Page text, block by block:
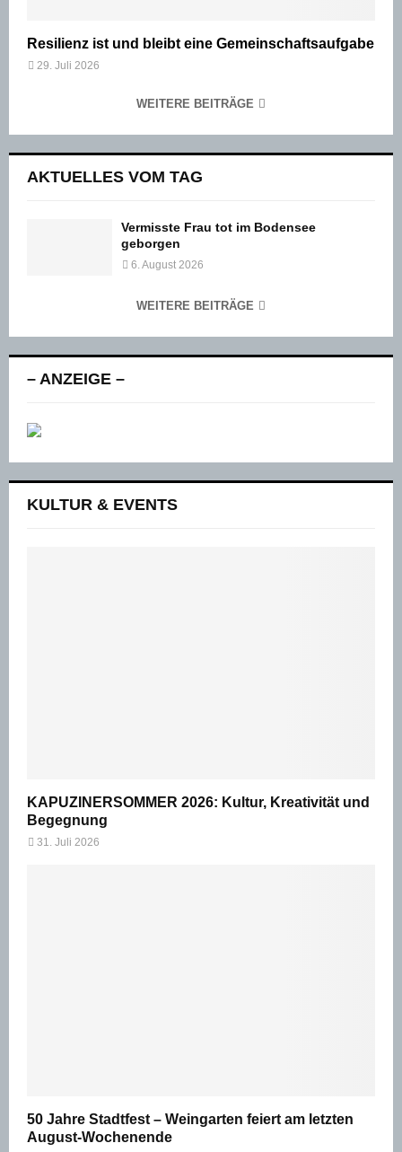
Resilienz ist und bleibt eine Gemeinschaftsaufgabe
29. Juli 2026
WEITERE BEITRÄGE
AKTUELLES VOM TAG
Vermisste Frau tot im Bodensee
geborgen
6. August 2026
WEITERE BEITRÄGE
– ANZEIGE –
KULTUR & EVENTS
KAPUZINERSOMMER 2026: Kultur, Kreativität und
Begegnung
31. Juli 2026
50 Jahre Stadtfest – Weingarten feiert am letzten
August-Wochenende